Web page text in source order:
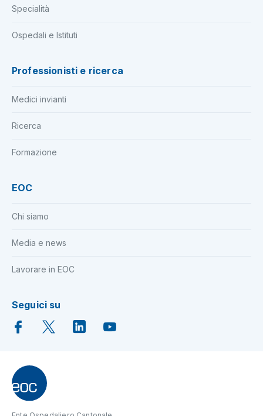
Specialità
Ospedali e Istituti
Professionisti e ricerca
Medici invianti
Ricerca
Formazione
EOC
Chi siamo
Media e news
Lavorare in EOC
Seguici su